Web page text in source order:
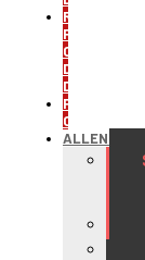
PARA
CENTROS
DE
PROJETOS
ALLENGE